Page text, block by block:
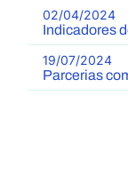
02/04/2024
Indicadores
19/07/2024
Parcerias